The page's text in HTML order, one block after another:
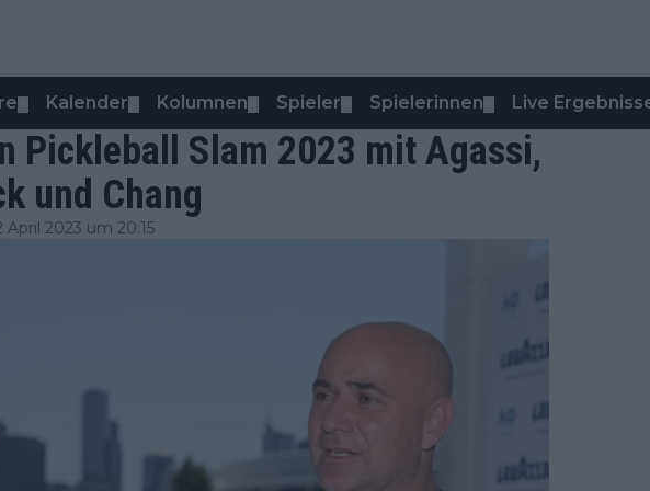
Kalender Kolumnen Spieler Spielerinnen Live
Pickleball Slam 2023 mit Agassi,
und Chang
April 2023 um 20:15